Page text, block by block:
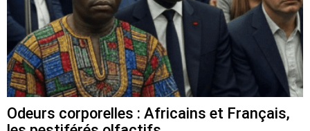
Odeurs corporelles : Africains et Français,